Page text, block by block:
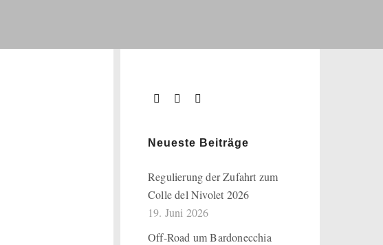
Neueste Beiträge
Regulierung der Zufahrt zum
Colle del Nivolet 2026
19. Juni 2026
Off-Road um Bardonecchia